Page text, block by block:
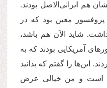
هم ایرانی‌الاصل بودند.
پروفسور معین بود که در
شاید الآن هم باشد،
آمریکایی بودند که به
این‌ها را گفتم که بدانید
است و من خیالی عرض